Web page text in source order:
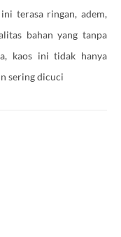
terasa ringan, adem,
bahan yang tanpa
kaos ini tidak hanya
sering dicuci